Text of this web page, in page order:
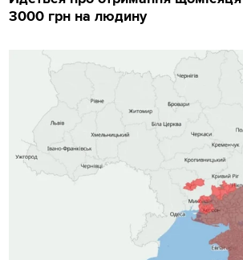
3000 грн на людину